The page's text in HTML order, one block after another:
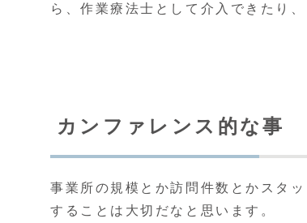
ら、作業療法士として介入できたり
カンファレンス的な事
事業所の規模とか訪問件数とかスタ
することは大切だなと思います。